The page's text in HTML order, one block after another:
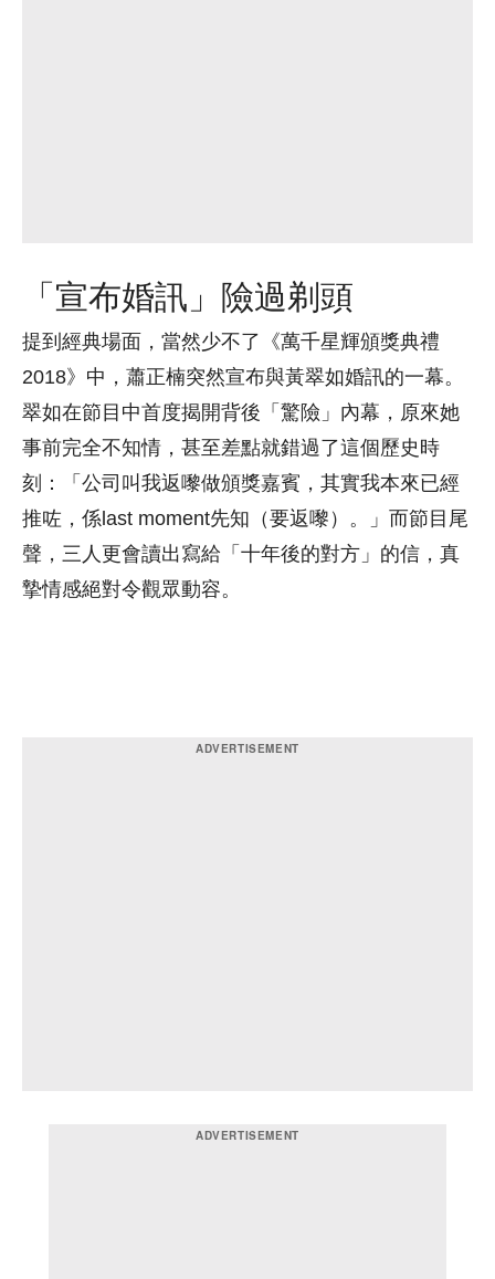
「宣布婚訊」險過剃頭
提到經典場面，當然少不了《萬千星輝頒獎典禮
2018》中，蕭正楠突然宣布與黃翠如婚訊的一幕。
翠如在節目中首度揭開背後「驚險」內幕，原來她
事前完全不知情，甚至差點就錯過了這個歷史時
刻：「公司叫我返嚟做頒獎嘉賓，其實我本來已經
推咗，係last moment先知（要返嚟）。」而節目尾
聲，三人更會讀出寫給「十年後的對方」的信，真
摯情感絕對令觀眾動容。